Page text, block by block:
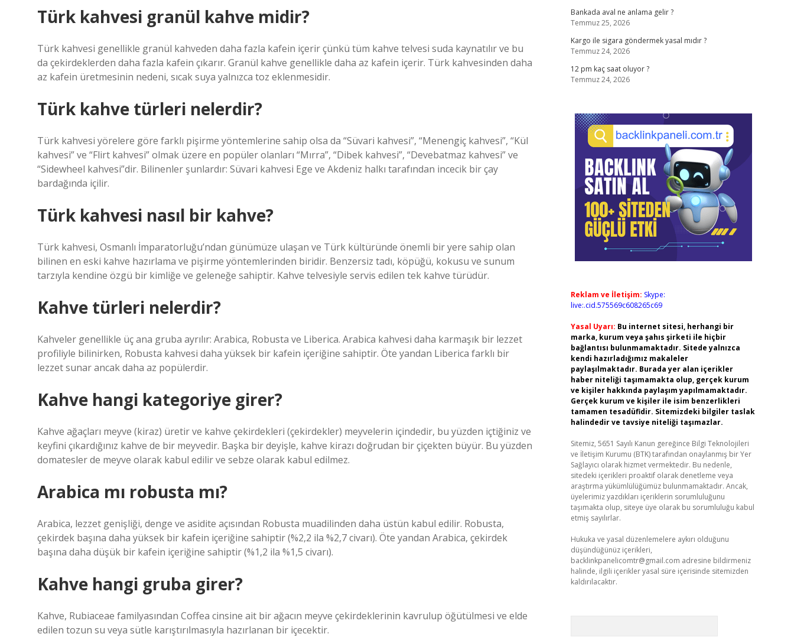
Türk kahvesi granül kahve midir?
Türk kahvesi genellikle granül kahveden daha fazla kafein içerir çünkü tüm kahve telvesi suda kaynatılır ve bu
da çekirdeklerden daha fazla kafein çıkarır. Granül kahve genellikle daha az kafein içerir. Türk kahvesinden daha
az kafein üretmesinin nedeni, sıcak suya yalnızca toz eklenmesidir.
Türk kahve türleri nelerdir?
Türk kahvesi yörelere göre farklı pişirme yöntemlerine sahip olsa da “Süvari kahvesi”, “Menengiç kahvesi”, “Kül
kahvesi” ve “Flirt kahvesi” olmak üzere en popüler olanları “Mırra”, “Dibek kahvesi”, “Devebatmaz kahvesi” ve
“Sidewheel kahvesi”dir. Bilinenler şunlardır: Süvari kahvesi Ege ve Akdeniz halkı tarafından incecik bir çay
bardağında içilir.
Türk kahvesi nasıl bir kahve?
Türk kahvesi, Osmanlı İmparatorluğu’ndan günümüze ulaşan ve Türk kültüründe önemli bir yere sahip olan
bilinen en eski kahve hazırlama ve pişirme yöntemlerinden biridir. Benzersiz tadı, köpüğü, kokusu ve sunum
tarzıyla kendine özgü bir kimliğe ve geleneğe sahiptir. Kahve telvesiyle servis edilen tek kahve türüdür.
Kahve türleri nelerdir?
Kahveler genellikle üç ana gruba ayrılır: Arabica, Robusta ve Liberica. Arabica kahvesi daha karmaşık bir lezzet
profiliyle bilinirken, Robusta kahvesi daha yüksek bir kafein içeriğine sahiptir. Öte yandan Liberica farklı bir
lezzet sunar ancak daha az popülerdir.
Kahve hangi kategoriye girer?
Kahve ağaçları meyve (kiraz) üretir ve kahve çekirdekleri (çekirdekler) meyvelerin içindedir, bu yüzden içtiğiniz ve
keyfini çıkardığınız kahve de bir meyvedir. Başka bir deyişle, kahve kirazı doğrudan bir çiçekten büyür. Bu yüzden
domatesler de meyve olarak kabul edilir ve sebze olarak kabul edilmez.
Arabica mı robusta mı?
Arabica, lezzet genişliği, denge ve asidite açısından Robusta muadilinden daha üstün kabul edilir. Robusta,
çekirdek başına daha yüksek bir kafein içeriğine sahiptir (%2,2 ila %2,7 civarı). Öte yandan Arabica, çekirdek
başına daha düşük bir kafein içeriğine sahiptir (%1,2 ila %1,5 civarı).
Kahve hangi gruba girer?
Kahve, Rubiaceae familyasından Coffea cinsine ait bir ağacın meyve çekirdeklerinin kavrulup öğütülmesi ve elde
edilen tozun su veya sütle karıştırılmasıyla hazırlanan bir içecektir.
Bankada aval ne anlama gelir ?
Temmuz 25, 2026
Kargo ile sigara göndermek yasal mıdır ?
Temmuz 24, 2026
12 pm kaç saat oluyor ?
Temmuz 24, 2026
Reklam ve İletişim: Skype:
live:.cid.575569c608265c69
Yasal Uyarı: Bu internet sitesi, herhangi bir
marka, kurum veya şahıs şirketi ile hiçbir
bağlantısı bulunmamaktadır. Sitede yalnızca
kendi hazırladığımız makaleler
paylaşılmaktadır. Burada yer alan içerikler
haber niteliği taşımamakta olup, gerçek kurum
ve kişiler hakkında paylaşım yapılmamaktadır.
Gerçek kurum ve kişiler ile isim benzerlikleri
tamamen tesadüfidir. Sitemizdeki bilgiler taslak
halindedir ve tavsiye niteliği taşımazlar.
Sitemiz, 5651 Sayılı Kanun gereğince Bilgi Teknolojileri
ve İletişim Kurumu (BTK) tarafından onaylanmış bir Yer
Sağlayıcı olarak hizmet vermektedir. Bu nedenle,
sitedeki içerikleri proaktif olarak denetleme veya
araştırma yükümlülüğümüz bulunmamaktadır. Ancak,
üyelerimiz yazdıkları içeriklerin sorumluluğunu
taşımakta olup, siteye üye olarak bu sorumluluğu kabul
etmiş sayılırlar.
Hukuka ve yasal düzenlemelere aykırı olduğunu
düşündüğünüz içerikleri,
backlinkpanelicomtr@gmail.com adresine bildirmeniz
halinde, ilgili içerikler yasal süre içerisinde sitemizden
kaldırılacaktır.